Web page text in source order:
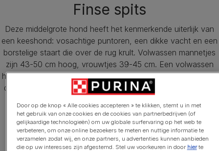
Finse spits
Deze middelgrote hond heeft het kenmerkende uiterlijk van
een keeshond: vosachtige puntoren, een dikke vacht en een
borstelige staart die over de rug krult. Volwassen mannetjes
zijn 43-50 cm hoog, vrouwtjes 39-45 cm. Een volwassen
hond weegt 14-16 kg. De vacht is roodgoud of roodbruin op
de rug, met lichtere plekken en een lichte ondervacht (meer
Door op de knop « Alle cookies accepteren » te klikken, stemt u in met
het gebruik van onze cookies en de cookies van partnerbedrijven (of
gelijkaardige technologieën) om uw globale surfervaring op het web te
verbeteren, om onze online bezoekers te meten en nuttige informatie te
verzamelen zodat wij, en onze partners, u advertenties kunnen aanbieden
die op uw interesses zijn afgestemd. Stel uw voorkeuren in door hierte